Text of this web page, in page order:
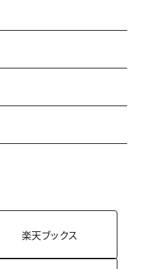
楽天ブックス